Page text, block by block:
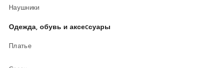
Наушники
Одежда, обувь и аксеcсуары
Платье